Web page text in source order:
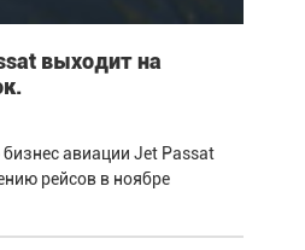
выходит на
авиации Jet Passat
рейсов в ноябре